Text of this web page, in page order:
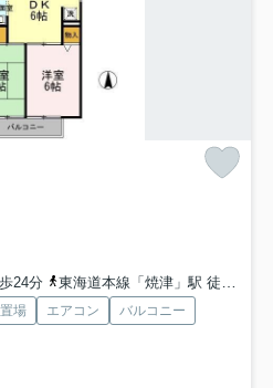
24分
東海道本線「焼津」駅 徒歩31分
場 エアコン
バルコニー